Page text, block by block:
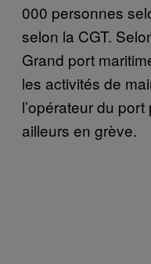
000 personnes
selon la CGT.
Grand port
les activités de
l’opérateur du
ailleurs en grève.